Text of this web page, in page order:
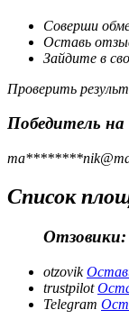
Соверши
Оставь
Зайдите в
Проверить
Победитель на
ma********
Список
Отзовики:
otzovik
trustpilot
Telegram